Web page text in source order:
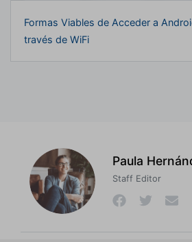
Formas Viables de Acceder a
través de WiFi
Paula
Staff Editor